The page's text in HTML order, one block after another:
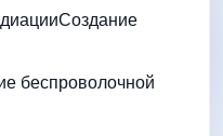
беспроволочной